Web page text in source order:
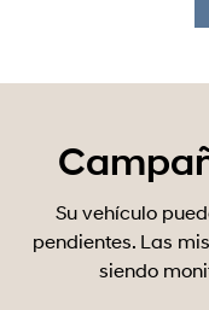
Su vehículo
pendientes. Las
siendo